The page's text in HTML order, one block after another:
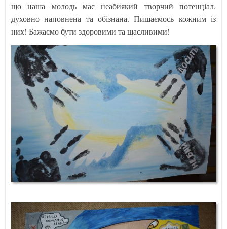
що наша молодь має неабиякий творчий потенціал,
духовно наповнена та обізнана. Пишаємось кожним із
них! Бажаємо бути здоровими та щасливими!